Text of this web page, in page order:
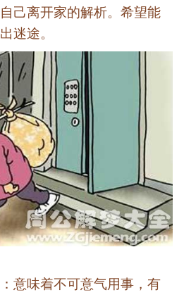
己离开家的解析。希望能
迷途。
意味着不可意气用事，有